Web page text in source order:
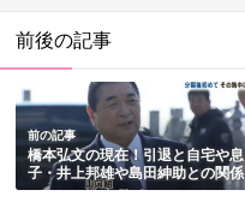
前後の記事
前の記事
橋本弘文の現在！引退と自宅や息
子・井上邦雄や島田紳助との関係
まとめ